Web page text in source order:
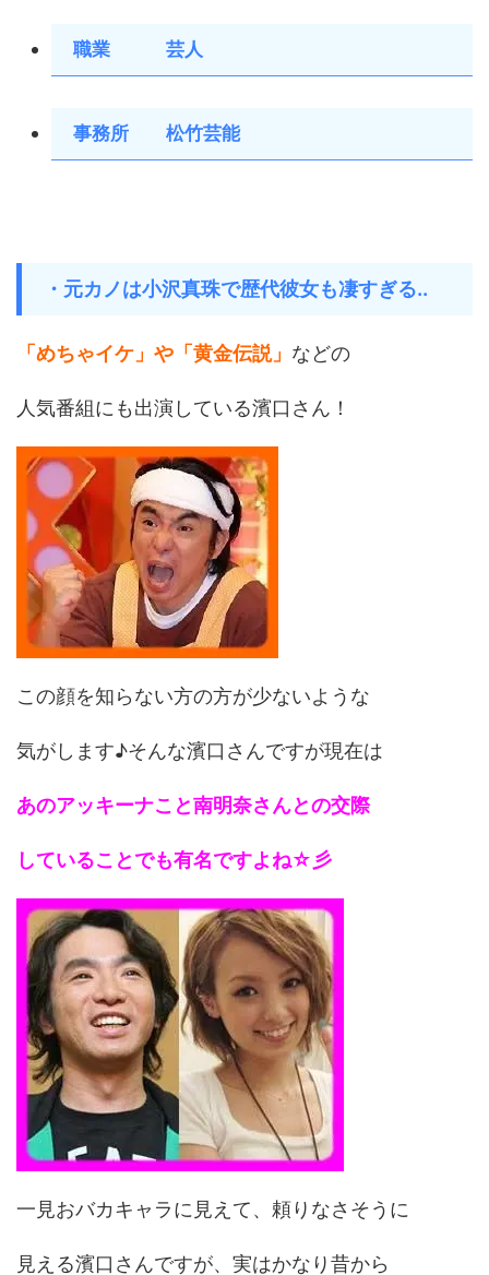
職業 芸人
事務所 松竹芸能
・元カノは小沢真珠で歴代彼女も凄すぎる..
「めちゃイケ」や「黄金伝説」 などの
人気番組にも出演している濱口さん！
この顔を知らない方の方が少ないような
気がします♪そんな濱口さんですが現在は
あのアッキーナこと南明奈さんとの交際
していることでも有名ですよね☆彡
一見おバカキャラに見えて、頼りなさそうに
見える濱口さんですが、実はかなり昔から